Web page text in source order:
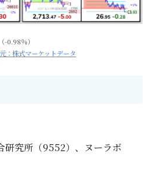
-0.98％）
：株式マーケットデータ
究所（9552）、ヌーラボ